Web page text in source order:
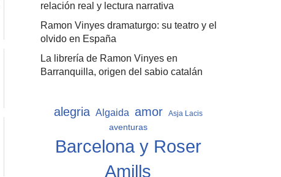
relación real y lectura narrativa
Ramon Vinyes dramaturgo: su teatro y el
olvido en España
La librería de Ramon Vinyes en
Barranquilla, origen del sabio catalán
alegria Algaida amor Asja Lacis
aventuras
Barcelona y Roser
Amills